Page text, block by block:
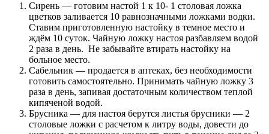
Сирень — готовим настой 1 к 10- 1 столовая ложка
цветков заливается 10 равнозначными ложками водки.
Ставим приготовленную настойку в темное место и
ждём 10 суток. Чайную ложку настоя разбавляем водой
2 раза в день. Не забывайте втирать настойку на
больное место.
Сабельник — продается в аптеках, без необходимости
готовить самостоятельно. Принимать чайную ложку 3
раза в день, запивая достаточным количеством теплой
кипяченой водой.
Брусника — для настоя берутся листья брусники — 2
столовые ложки с расчетом к литру воды, довести до